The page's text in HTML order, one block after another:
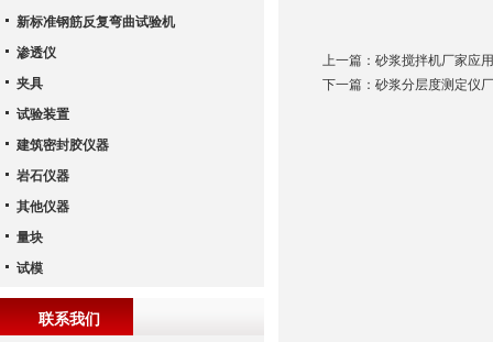
上一篇： 砂浆搅拌机厂家应
下一篇： 砂浆分层度测定仪
新标准钢筋反复弯曲试验机
渗透仪
夹具
试验装置
建筑密封胶仪器
岩石仪器
其他仪器
量块
试模
联系我们